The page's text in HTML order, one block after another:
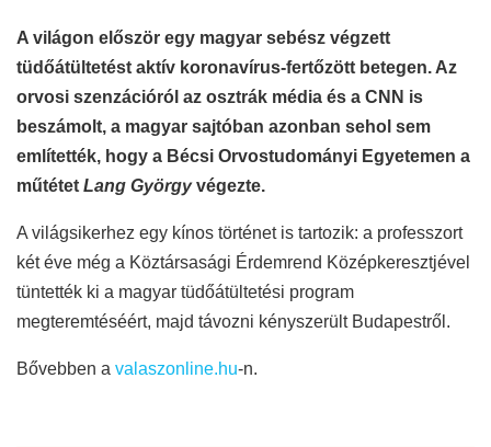
A világon először egy magyar sebész végzett
tüdőátültetést aktív koronavírus-fertőzött betegen. Az
orvosi szenzációról az osztrák média és a CNN is
beszámolt, a magyar sajtóban azonban sehol sem
említették, hogy a Bécsi Orvostudományi Egyetemen a
műtétet Lang Györgyvégezte.
A világsikerhez egy kínos történet is tartozik: a professzort
két éve még a Köztársasági Érdemrend Középkeresztjével
tüntették ki a magyar tüdőátültetési program
megteremtéséért, majd távozni kényszerült Budapestről.
Bővebben a valaszonline.hu-n.